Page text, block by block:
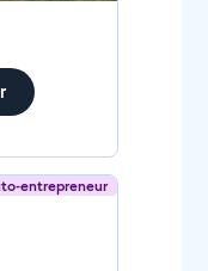
entrepreneur